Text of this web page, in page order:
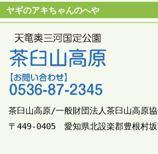
ヤギのアキちゃんのへや
茶臼山高原/一般財団法人茶臼山高原
〒449-0405 愛知県北設楽郡豊根村